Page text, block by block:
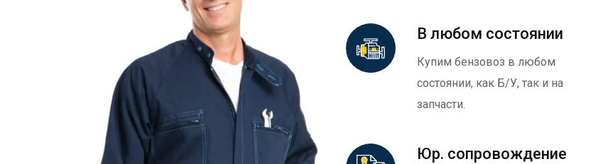
В любом состоянии
Купим бензовоз в любом
состоянии, как Б/У, так и на
запчасти.
Юр. сопровождение